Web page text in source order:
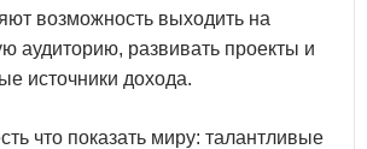
возможность выходить на
аудиторию, развивать проекты и
источники дохода.
что показать миру: талантливые